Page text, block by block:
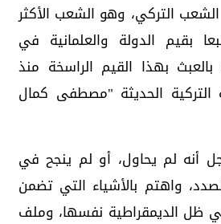
التركي، وهو الشعب الأكثر
بقيم الدولة والعلمانية في
بهذا القيم الراسخة منذ
الحديثة "مصطفى كمال
أنه لم يحاول، أو لم ينجح في
واهتم بالأشياء التي تضمن
ظل الديمقراطية نفسها، وملف